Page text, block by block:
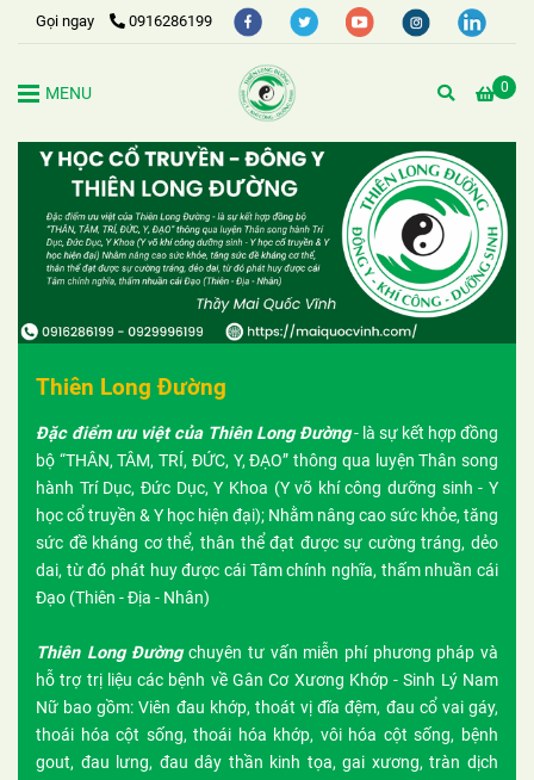
Gọi ngay 0916286199
0
MENU
Thiên Long Đường
Đặc điểm ưu việt của Thiên Long Đường- là sự kết hợp đồng
bộ “THÂN, TÂM, TRÍ, ĐỨC, Y, ĐẠO” thông qua luyện Thân song
hành Trí Dục, Đức Dục, Y Khoa (Y võ khí công dưỡng sinh - Y
học cổ truyền & Y học hiện đại); Nhằm nâng cao sức khỏe, tăng
sức đề kháng cơ thể, thân thể đạt được sự cường tráng, dẻo
dai, từ đó phát huy được cái Tâm chính nghĩa, thấm nhuần cái
Đạo (Thiên - Địa - Nhân)
Thiên Long Đườngchuyên tư vấn miễn phí phương pháp và
hỗ trợ trị liệu các bệnh về Gân Cơ Xương Khớp - Sinh Lý Nam
Nữ bao gồm: Viên đau khớp, thoát vị đĩa đệm, đau cổ vai gáy,
thoái hóa cột sống, thoái hóa khớp, vôi hóa cột sống, bệnh
gout, đau lưng, đau dây thần kinh tọa, gai xương, tràn dịch